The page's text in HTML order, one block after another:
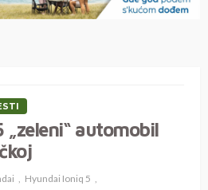
„zeleni“ automobil
Hyundai Ioniq 5